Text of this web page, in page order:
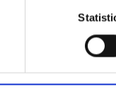
territoriale